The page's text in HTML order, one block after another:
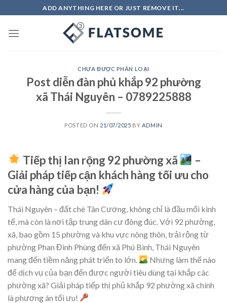
to
content
ADD ANYTHING HERE OR JUST REMOVE IT...
CHƯA ĐƯỢC PHÂN LOẠI
Post diễn đàn phủ khắp 92 phường
xã Thái Nguyên – 0789225888
POSTED ON 21/07/2025 BY ADMIN
Tiếp thị lan rộng 92 phường xã
–
Giải pháp tiếp cận khách hàng tối ưu cho
cửa hàng của bạn!
Thái Nguyên – đất chè Tân Cương, không chỉ là đầu mối kinh
tế, mà còn là nơi tập trung dân cư đông đúc. Với 92 phường,
xã, bao gồm 15 phường và khu vực nông thôn, trải rộng từ
phường Phan Đình Phùng đến xã Phú Bình, Thái Nguyên
mang đến tiềm năng phát triển to lớn.
Nhưng làm thế nào
để dịch vụ của bạn đến được người tiêu dùng tại khắp các
phường xã? Giải pháp tiếp thị phủ khắp 92 phường xã chính
là phương án tối ưu!